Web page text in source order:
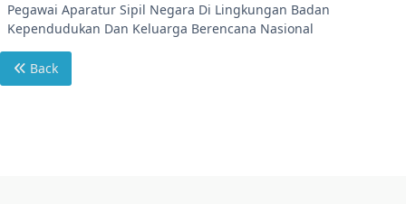
Pegawai Aparatur Sipil Negara Di Lingkungan Badan
Kependudukan Dan Keluarga Berencana Nasional
Back